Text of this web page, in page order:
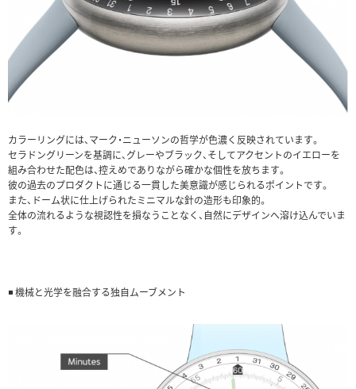
カラーリングには、マーク・ニューソンの哲学が色濃く反映されています。
セラドングリーンを基調に、グレーやブラック、そしてアクセントのイエローを
組み合わせた配色は、控えめでありながら確かな個性を放ちます。
彼の過去のプロダクトに通じる一貫した美意識が感じられるポイントです。
また、ドーム状に仕上げられたミニマルな針の造形も印象的。
全体の流れるような視認性を損なうことなく、自然にデザインへ溶け込んでいま
す。
◾️ 機械と光学を融合する独自ムーブメント